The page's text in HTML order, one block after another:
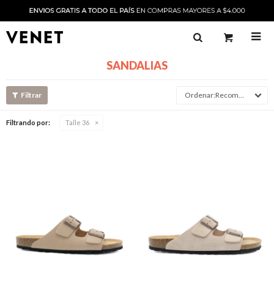

SANDALIAS
Recomendado
Filtrando por: Talle 36